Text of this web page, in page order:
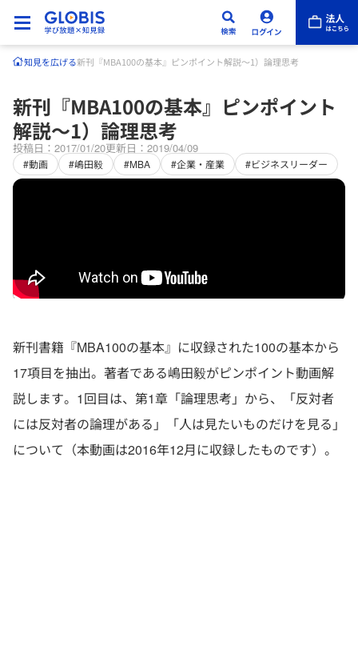
知見を広げる新刊『MBA100の基本』ピンポイント解説～1）論理思考
新刊『MBA100の基本』ピンポイント
解説～1）論理思考
投稿日：2017/01/20更新日：2019/04/09
#動画 #嶋田毅 #MBA #企業・産業 #ビジネスリーダー
新刊書籍『MBA100の基本』に収録された100の基本から
17項目を抽出。著者である嶋田毅がピンポイント動画解
説します。1回目は、第1章「論理思考」から、「反対者
には反対者の論理がある」「人は見たいものだけを見る」
について（本動画は2016年12月に収録したものです）。